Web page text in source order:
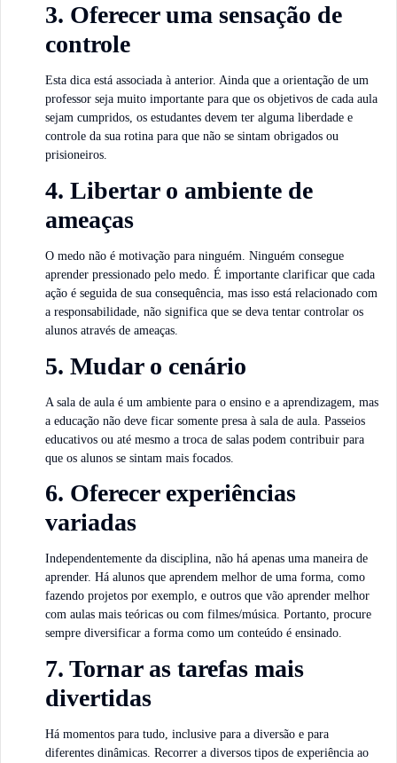
3. Oferecer uma sensação de
controle
Esta dica está associada à anterior. Ainda que a orientação de um
professor seja muito importante para que os objetivos de cada aula
sejam cumpridos, os estudantes devem ter alguma liberdade e
controle da sua rotina para que não se sintam obrigados ou
prisioneiros.
4. Libertar o ambiente de
ameaças
O medo não é motivação para ninguém. Ninguém consegue
aprender pressionado pelo medo. É importante clarificar que cada
ação é seguida de sua consequência, mas isso está relacionado com
a responsabilidade, não significa que se deva tentar controlar os
alunos através de ameaças.
5. Mudar o cenário
A sala de aula é um ambiente para o ensino e a aprendizagem, mas
a educação não deve ficar somente presa à sala de aula. Passeios
educativos ou até mesmo a troca de salas podem contribuir para
que os alunos se sintam mais focados.
6. Oferecer experiências
variadas
Independentemente da disciplina, não há apenas uma maneira de
aprender. Há alunos que aprendem melhor de uma forma, como
fazendo projetos por exemplo, e outros que vão aprender melhor
com aulas mais teóricas ou com filmes/música. Portanto, procure
sempre diversificar a forma como um conteúdo é ensinado.
7. Tornar as tarefas mais
divertidas
Há momentos para tudo, inclusive para a diversão e para
diferentes dinâmicas. Recorrer a diversos tipos de experiência ao